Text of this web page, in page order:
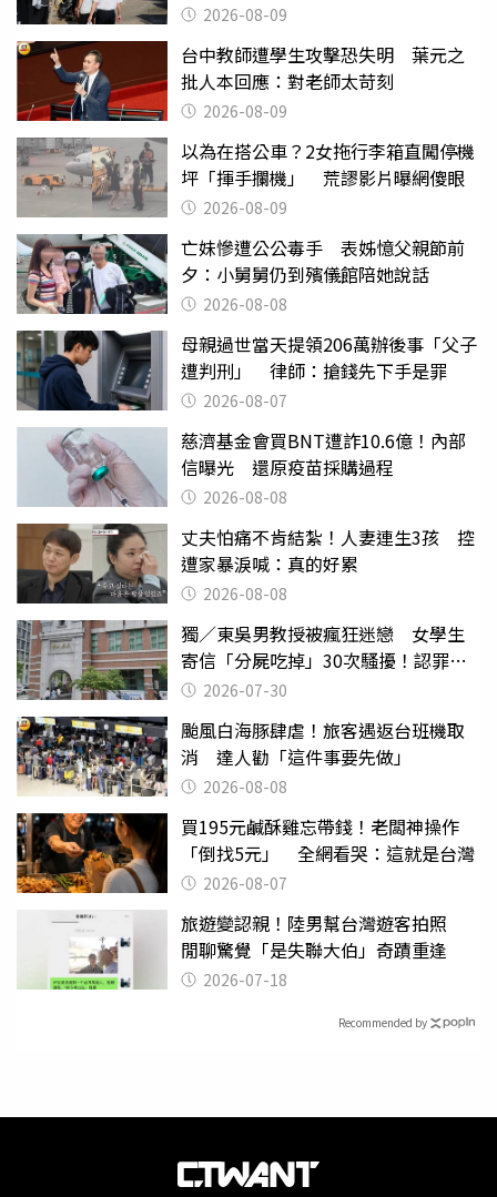
2026-08-09
台中教師遭學生攻擊恐失明 葉元之
批人本回應：對老師太苛刻
2026-08-09
以為在搭公車？2女拖行李箱直闖停機
坪「揮手攔機」 荒謬影片曝網傻眼
2026-08-09
亡妹慘遭公公毒手 表姊憶父親節前
夕：小舅舅仍到殯儀館陪她說話
2026-08-08
母親過世當天提領206萬辦後事「父子
遭判刑」 律師：搶錢先下手是罪
2026-08-07
慈濟基金會買BNT遭詐10.6億！內部
信曝光 還原疫苗採購過程
2026-08-08
丈夫怕痛不肯結紮！人妻連生3孩 控
遭家暴淚喊：真的好累
2026-08-08
獨／東吳男教授被瘋狂迷戀 女學生
寄信「分屍吃掉」30次騷擾！認罪免
關 2026-07-30
颱風白海豚肆虐！旅客遇返台班機取
消 達人勸「這件事要先做」
2026-08-08
買195元鹹酥雞忘帶錢！老闆神操作
「倒找5元」 全網看哭：這就是台灣
2026-08-07
旅遊變認親！陸男幫台灣遊客拍照
閒聊驚覺「是失聯大伯」奇蹟重逢
2026-07-18
Recommended by